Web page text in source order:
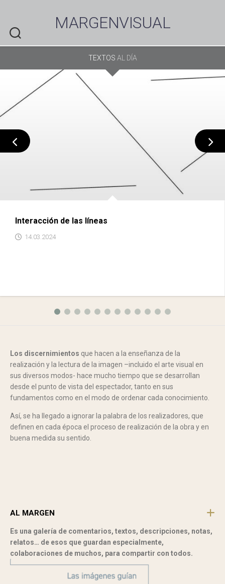
content
MARGENVISUAL
TEXTOS AL DÍA
Interacción de las líneas
14.03.2024
Los discernimientos que hacen a la enseñanza de la
realización y la lectura de la imagen –incluido el arte visual en
sus diversos modos- hace mucho tiempo que se desarrollan
desde el punto de vista del espectador, tanto en sus
fundamentos como en el modo de ordenar cada conocimiento.
Así, se ha llegado a ignorar la palabra de los realizadores, que
definen en cada época el proceso de realización de la obra y en
buena medida su sentido.
AL MARGEN
Es una galería de comentarios, textos, descripciones, notas,
relatos… de esos que guardan especialmente,
colaboraciones de muchos, para compartir con todos.